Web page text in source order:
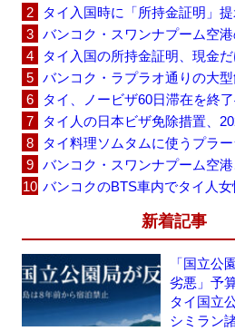
新着記事
「国立公
劣悪」予
タイ国立
シミラン